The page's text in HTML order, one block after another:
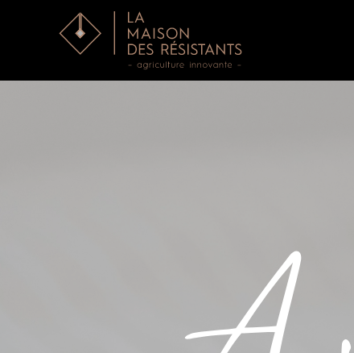
Accéder au contenu principal